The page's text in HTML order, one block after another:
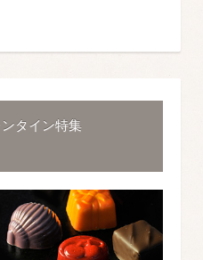
タイン特集